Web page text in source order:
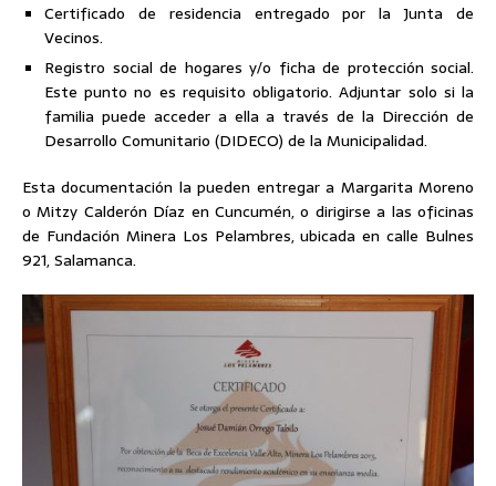
Certificado de residencia entregado por la Junta de
Vecinos.
Registro social de hogares y/o ficha de protección social.
Este punto no es requisito obligatorio. Adjuntar solo si la
familia puede acceder a ella a través de la Dirección de
Desarrollo Comunitario (DIDECO) de la Municipalidad.
Esta documentación la pueden entregar a Margarita Moreno
o Mitzy Calderón Díaz en Cuncumén, o dirigirse a las oficinas
de Fundación Minera Los Pelambres, ubicada en calle Bulnes
921, Salamanca.